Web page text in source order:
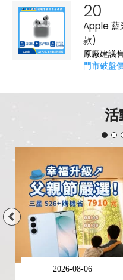
Apple 藍
款)
原廠建議
門市破盤
活
2026-08-06